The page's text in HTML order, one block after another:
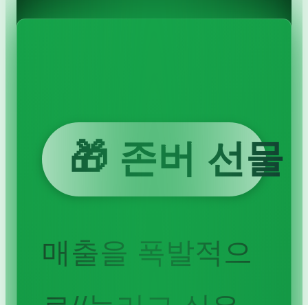
🎁 존버 선물
매출을 폭발적으